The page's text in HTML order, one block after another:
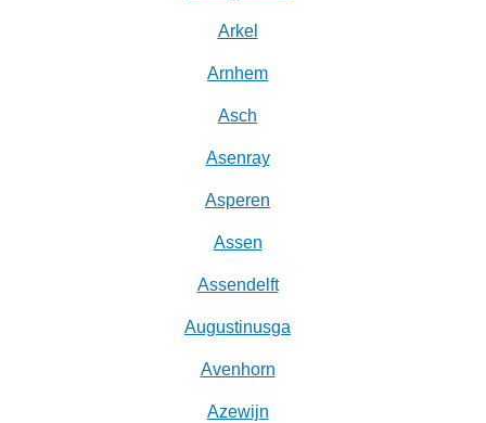
Arkel
Arnhem
Asch
Asenray
Asperen
Assen
Assendelft
Augustinusga
Avenhorn
Azewijn